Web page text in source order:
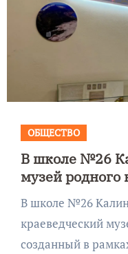
ОБЩЕСТВО
В школе №26
музей родного
В школе №26 Калининграда начал работу
краеведческий
созданный в